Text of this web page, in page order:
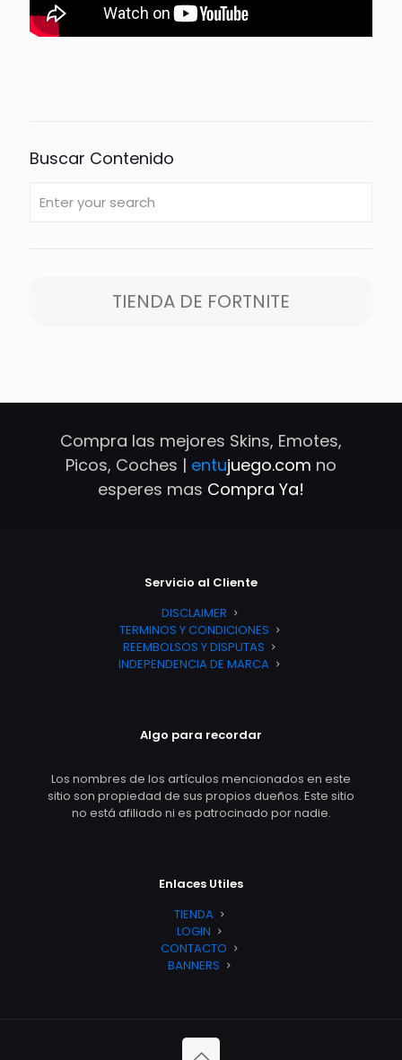
Buscar Contenido
TIENDA DE FORTNITE
Compra las mejores Skins, Emotes,
Picos, Coches | entujuego.com no
esperes mas Compra Ya!
Servicio al Cliente
DISCLAIMER
TERMINOS Y CONDICIONES
REEMBOLSOS Y DISPUTAS
INDEPENDENCIA DE MARCA
Algo para recordar
Los nombres de los artículos mencionados en este
sitio son propiedad de sus propios dueños. Este sitio
no está afiliado ni es patrocinado por nadie.
Enlaces Utiles
TIENDA
LOGIN
CONTACTO
BANNERS